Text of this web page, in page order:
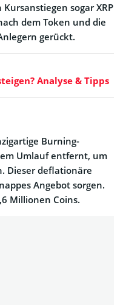
sogar XRP
dem Token und die
gerückt.
Analyse & Tipps
Burning-
Umlauf entfernt, um
Dieser deflationäre
Angebot sorgen.
Millionen Coins.